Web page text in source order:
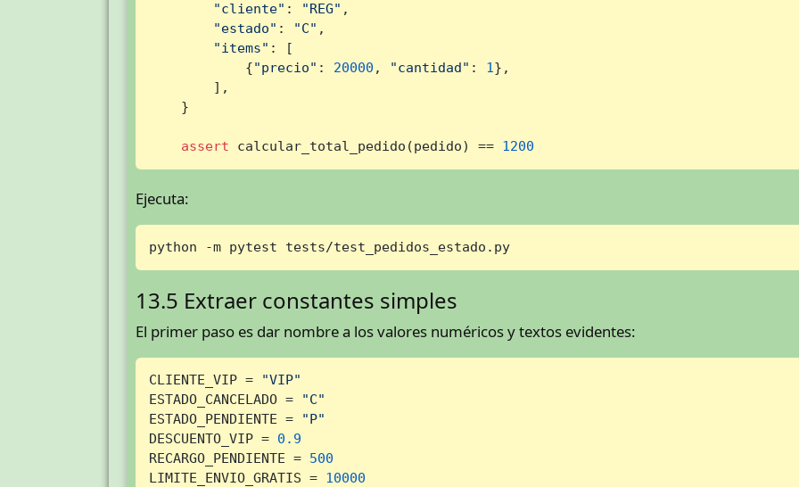
"cliente" : "REG" ,
"estado" : "C" ,
"items" : [
            {
"precio" : 20000 , "cantidad" : 1 },
        ],
    }
assert calcular_total_pedido(pedido) == 1200
Ejecuta:
python -m pytest tests/test_pedidos_estado.py
13.5 Extraer constantes simples
El primer paso es dar nombre a los valores numéricos y textos evidentes:
CLIENTE_VIP =
"VIP"
ESTADO_CANCELADO =
"C"
ESTADO_PENDIENTE =
"P"
DESCUENTO_VIP = 0.9
RECARGO_PENDIENTE = 500
LIMITE_ENVIO_GRATIS = 10000